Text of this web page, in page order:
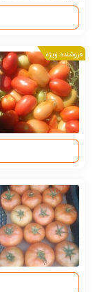
فروشنده ویژه